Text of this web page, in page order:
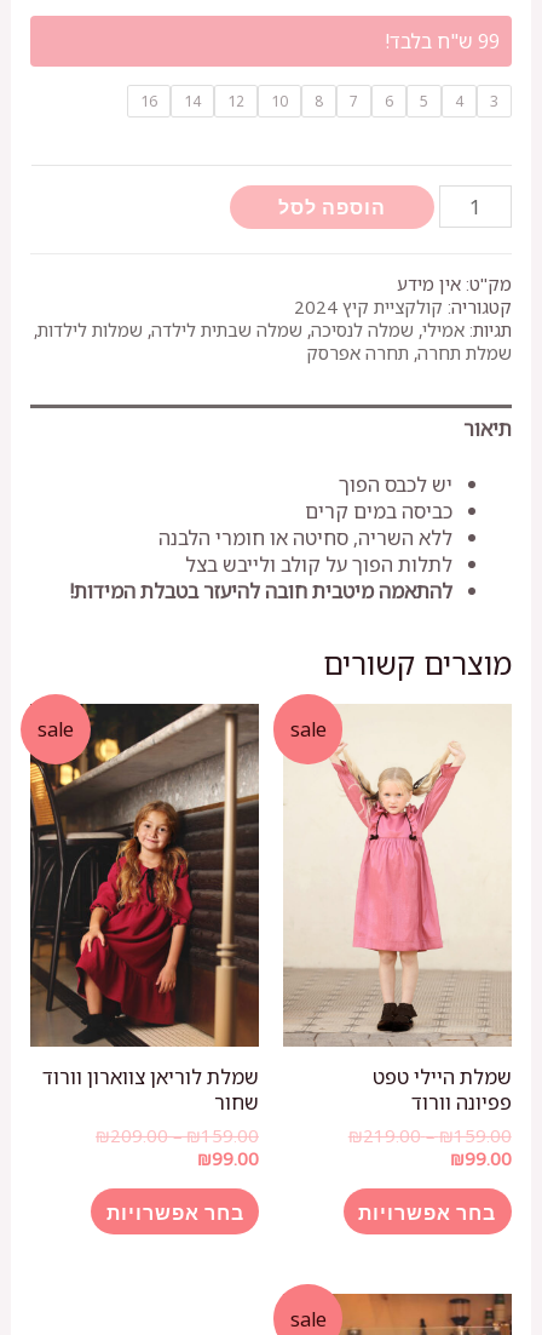
99 ש"ח בלבד!
3
4
5
6
7
8
10
12
14
16
כמות
של
אלה
עיגולי
תחרה
הוספה לסל
מק"ט:אין מידע
קטגוריה: קולקציית קיץ 2024
תגיות:אמילי, שמלה לנסיכה, שמלה שבתית לילדה, שמלות לילדות,
שמלת תחרה, תחרה אפרסק
תיאור
יש לכבס הפוך
כביסה במים קרים
ללא השריה, סחיטה או חומרי הלבנה
לתלות הפוך על קולב ולייבש בצל
להתאמה מיטבית חובה להיעזר בטבלת המידות!
מוצרים קשורים
sale
שמלת היילי טפט
פפיונה וורוד
₪159.00
–
₪219.00 טווח
עד
⁦₪219.00⁩
₪99.00
בחר אפשרויות זה
סוגים.
ניתן
sale
שמלת לוריאן צווארון וורוד
שחור
₪159.00
–
₪209.00 טווח
עד
₪99.00
בחר אפשרויות
זה
sale